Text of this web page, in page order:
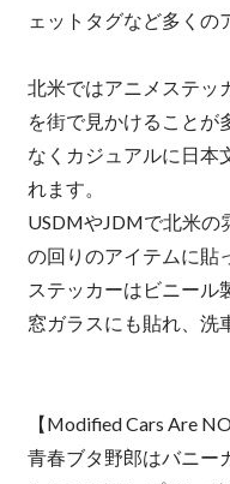
ェットタグなど多くの
北米ではアニメステッ
を街で見かけることが
なくカジュアルに日本
れます。
USDMやJDMで北米の
の回りのアイテムに貼
ステッカーはビニール
窓ガラスにも貼れ、洗
【Modified Cars Are
青春ブタ野郎はバニー